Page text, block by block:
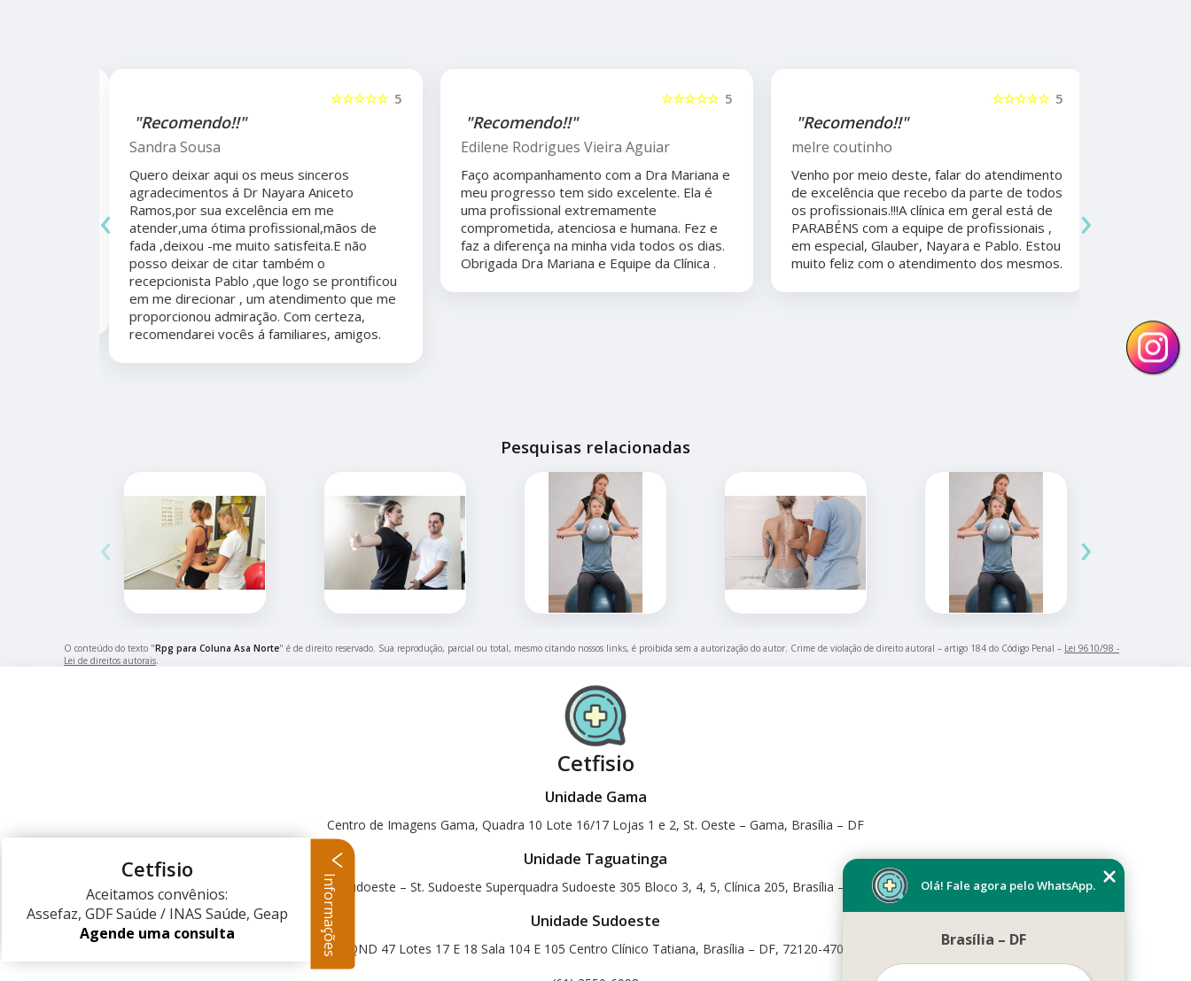
5
☆☆☆☆☆
"Recomendo!!"
Sandra Sousa
Quero deixar aqui os meus sinceros
agradecimentos á Dr Nayara Aniceto
Ramos,por sua excelência em me
atender,uma ótima profissional,mãos de
fada ,deixou -me muito satisfeita.E não
posso deixar de citar também o
recepcionista Pablo ,que logo se prontificou
em me direcionar , um atendimento que me
proporcionou admiração. Com certeza,
recomendarei vocês á familiares, amigos.
5
☆☆☆☆☆
"Recomendo!!"
Edilene Rodrigues Vieira Aguiar
Faço acompanhamento com a Dra Mariana e
meu progresso tem sido excelente. Ela é
uma profissional extremamente
comprometida, atenciosa e humana. Fez e
faz a diferença na minha vida todos os dias.
Obrigada Dra Mariana e Equipe da Clínica .
5
☆☆☆☆☆
"Recomendo!!"
melre coutinho
Venho por meio deste, falar do atendimento
de excelência que recebo da parte de todos
os profissionais.!!!A clínica em geral está de
PARABÉNS com a equipe de profissionais ,
em especial, Glauber, Nayara e Pablo. Estou
muito feliz com o atendimento dos mesmos.
‹ ›
Pesquisas relacionadas
‹ ›
O conteúdo do texto "Rpg para Coluna Asa Norte" é de direito reservado. Sua reprodução, parcial ou total, mesmo citando nossos links, é proibida sem a autorização do autor. Crime de violação de direito autoral – artigo 184 do Código Penal – Lei 9610/98 -
Lei de direitos autorais
Cetfisio
Unidade Gama
Centro de Imagens Gama, Quadra 10 Lote 16/17 Lojas 1 e 2, St. Oeste – Gama, Brasília – DF
Unidade Taguatinga
Centro Clínico Sudoeste – St. Sudoeste Superquadra Sudoeste 305 Bloco 3, 4, 5, Clínica 205, Brasília – DF, 70673-416
Unidade Sudoeste
QND 47 Lotes 17 E 18 Sala 104 E 105 Centro Clínico Tatiana, Brasília – DF, 72120-470
Olá! Fale agora pelo WhatsApp.
Brasília – DF
Cetfisio
Aceitamos convênios:
Assefaz, GDF Saúde / INAS Saúde, Geap
Agende uma consulta
Informações